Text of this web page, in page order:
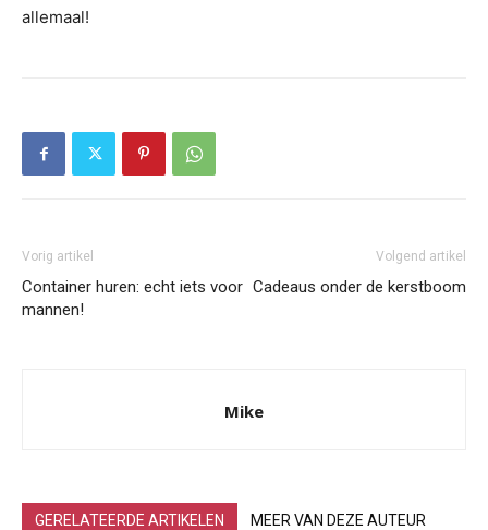
allemaal!
Vorig artikel
Container huren: echt iets voor
mannen!
Volgend artikel
Cadeaus onder de kerstboom
Mike
GERELATEERDE ARTIKELEN MEER VAN DEZE AUTEUR